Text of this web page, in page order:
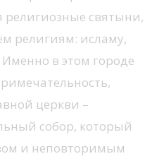
религиозные святыни,
религиям: исламу,
в этом городе
церкви –
собор, который
и неповторимым